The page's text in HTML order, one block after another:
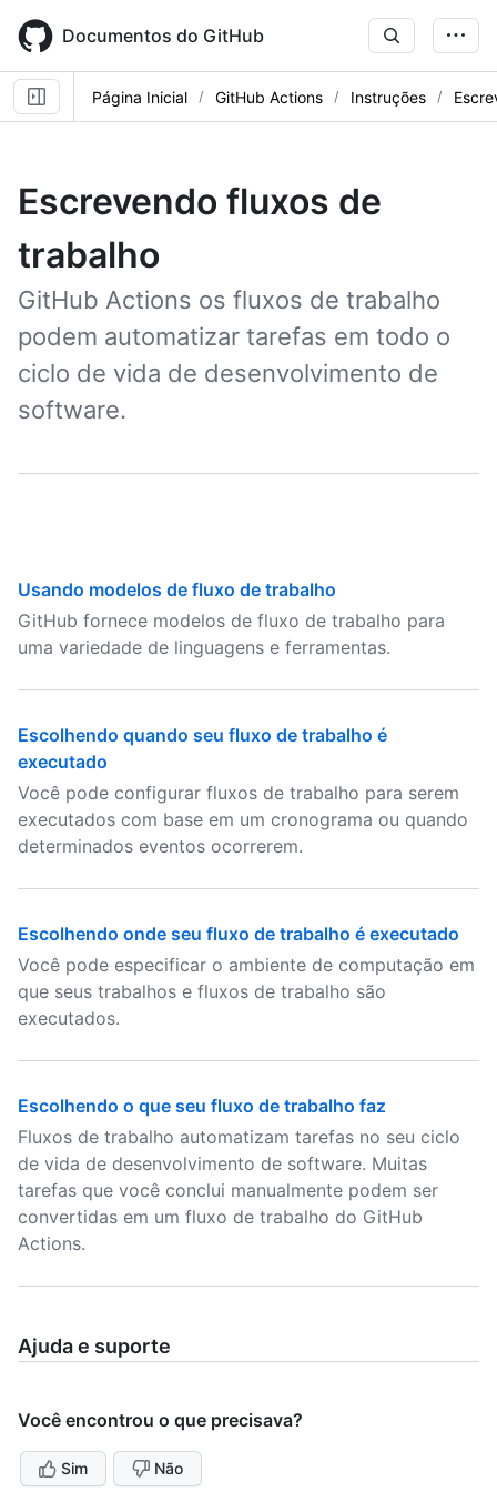
main
content
Documentos do GitHub
Página Inicial GitHub Actions Instruções
Escrevendo fluxos de
trabalho
GitHub Actions os fluxos de trabalho
podem automatizar tarefas em todo o
ciclo de vida de desenvolvimento de
software.
Usando modelos de fluxo de trabalho
GitHub fornece modelos de fluxo de trabalho para
uma variedade de linguagens e ferramentas.
Escolhendo quando seu fluxo de trabalho é
executado
Você pode configurar fluxos de trabalho para serem
executados com base em um cronograma ou quando
determinados eventos ocorrerem.
Escolhendo onde seu fluxo de trabalho é executado
Você pode especificar o ambiente de computação em
que seus trabalhos e fluxos de trabalho são
executados.
Escolhendo o que seu fluxo de trabalho faz
Fluxos de trabalho automatizam tarefas no seu ciclo
de vida de desenvolvimento de software. Muitas
tarefas que você conclui manualmente podem ser
convertidas em um fluxo de trabalho do GitHub
Actions.
Ajuda e suporte
Você encontrou o que precisava?
Sim Não